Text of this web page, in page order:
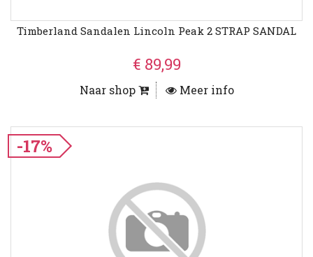
Timberland Sandalen Lincoln Peak 2 STRAP SANDAL
€ 89,99
Naar shop Meer info
-17%